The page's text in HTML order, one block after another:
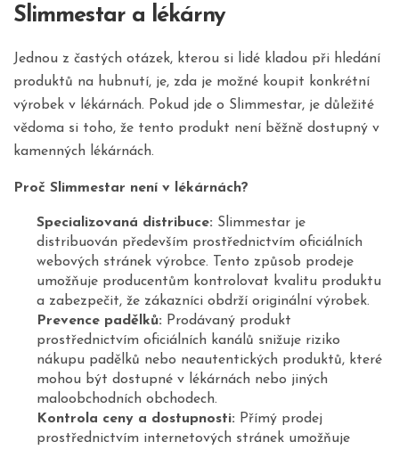
Slimmestar a lékárny
Jednou z častých otázek, kterou si lidé kladou při hledání
produktů na hubnutí, je, zda je možné koupit konkrétní
výrobek v lékárnách. Pokud jde o Slimmestar, je důležité
vědoma si toho, že tento produkt není běžně dostupný v
kamenných lékárnách.
Proč Slimmestar není v lékárnách?
Specializovaná distribuce: Slimmestar je
distribuován především prostřednictvím oficiálních
webových stránek výrobce. Tento způsob prodeje
umožňuje producentům kontrolovat kvalitu produktu
a zabezpečit, že zákazníci obdrží originální výrobek.
Prevence padělků: Prodávaný produkt
prostřednictvím oficiálních kanálů snižuje riziko
nákupu padělků nebo neautentických produktů, které
mohou být dostupné v lékárnách nebo jiných
maloobchodních obchodech.
Kontrola ceny a dostupnosti: Přímý prodej
prostřednictvím internetových stránek umožňuje